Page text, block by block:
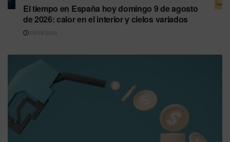
El tiempo en España hoy domingo 9 de agosto
de 2026: calor en el interior y cielos variados
09/08/2026